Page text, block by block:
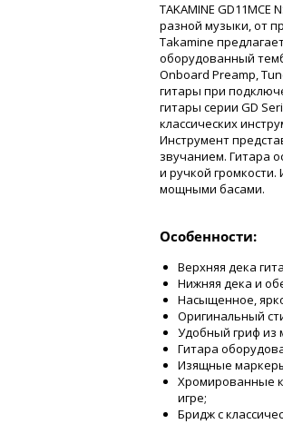
TAKAMINE
разной музыки, от
Takamine
оборудованный
Onboard Preamp,
гитары при
гитары серии GD
классических
Инструмент
звучанием. Гитара
и ручкой
мощными басами.
Особенности:
Верхняя дека
Нижняя дека и
Насыщенное,
Оригинальный
Удобный гриф из
Гитара
Изящные
Хромированные
игре;
Бридж с